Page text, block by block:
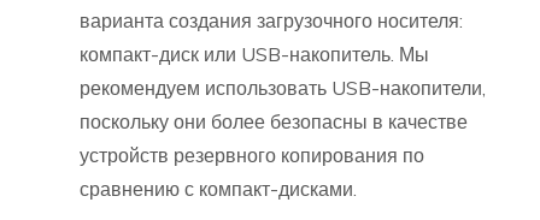
варианта создания загрузочного носителя:
компакт-диск или USB-накопитель. Мы
рекомендуем использовать USB-накопители,
поскольку они более безопасны в качестве
устройств резервного копирования по
сравнению с компакт-дисками.